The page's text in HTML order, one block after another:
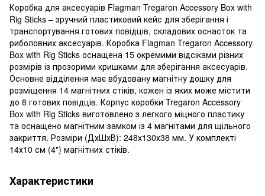
Коробка для аксесуарів Flagman Tregaron Accessory Box with
Rig Sticks – зручний пластиковий кейс для зберігання і
транспортування готових повідців, складових оснасток та
риболовних аксесуарів. Коробка Flagman Tregaron Accessory
Box with Rig Sticks оснащена 15 окремими відсіками різних
розмірів із прозорими кришками для зберігання аксесуарів.
Основне відділення має вбудовану магнітну дошку для
розміщення 14 магнітних стіків, кожен із яких може містити
до 8 готових повідців. Корпус коробки Tregaron Accessory
Box with Rig Sticks виготовлено з легкого міцного пластику
та оснащено магнітним замком із 4 магнітами для щільного
закриття. Розміри (ДхШхВ): 248х130х38 мм. У комплекті
14х10 см (4") магнітних стіків.
Характеристики